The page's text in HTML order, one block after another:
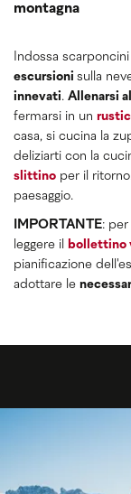
montagna
Indossa
escursioni sulla
innevati. Allenarsi
fermarsi in un
casa, si cucina la
deliziarti con la
slittino per il
paesaggio.
IMPORTANTE: per
leggere il bollettino
pianificazione
adottare le